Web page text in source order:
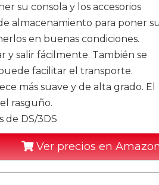
su consola y los accesorios
almacenamiento para poner su
en buenas condiciones.
y salir fácilmente. También se
facilitar el transporte.
más suave y de alta grado. El
rasguño.
de DS/3DS
Ver precios en